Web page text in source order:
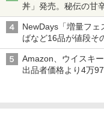
丼」発売。秘伝の甘
NewDays「増量フェ
ばなど16品が値段そ
Amazon、ウイスキ
出品者価格より4万